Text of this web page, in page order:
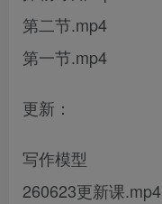
第二节.mp4
第一节.mp4
更新：
写作模型
260623更新课.mp4